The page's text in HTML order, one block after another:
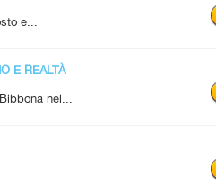
e...
E REALTÀ
nel...